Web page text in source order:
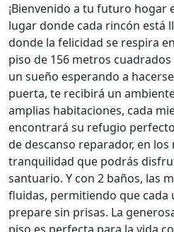
¡Bienvenido a tu futuro hogar
lugar donde cada rincón está
donde la felicidad se respira
piso de 156 metros
un sueño esperando a
puerta, te recibirá un
amplias habitaciones, cada
encontrará su refugio
de descanso reparador, en
tranquilidad que podrás
santuario. Y con 2 baños, las
fluidas, permitiendo que cada
prepare sin prisas. La